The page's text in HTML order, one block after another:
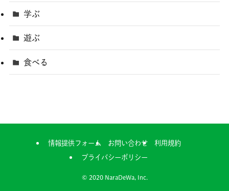
学ぶ
遊ぶ
食べる
情報提供フォーム お問い合わせ
利用規約
プライバシーポリシー
© 2020 NaraDeWa, Inc.